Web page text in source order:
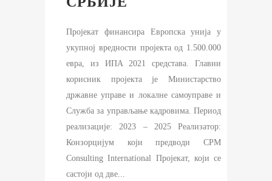
Пројекат финансира Европска унија у
укупној вредности пројекта од 1.500.000
евра, из ИПА 2021 средстава. Главни
корисник пројекта је Министарство
државне управе и локалне самоуправе и
Служба за управљање кадровима. Период
реализације: 2023 – 2025 Реализатор:
Конзорцијум који предводи CPM
Consulting International Пројекат, који се
састоји од две...